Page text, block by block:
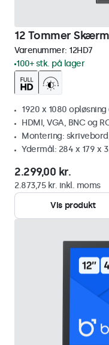
12 Tommer Skærm
Varenummer: 12HD7
100+ stk. på lager
1920 x 1080 opløsning
HDMI, VGA, BNC og
Montering:
Ydermål: 284 x 179 x
2.299,00 kr.
2.873,75 kr. inkl. moms
Vis produkt